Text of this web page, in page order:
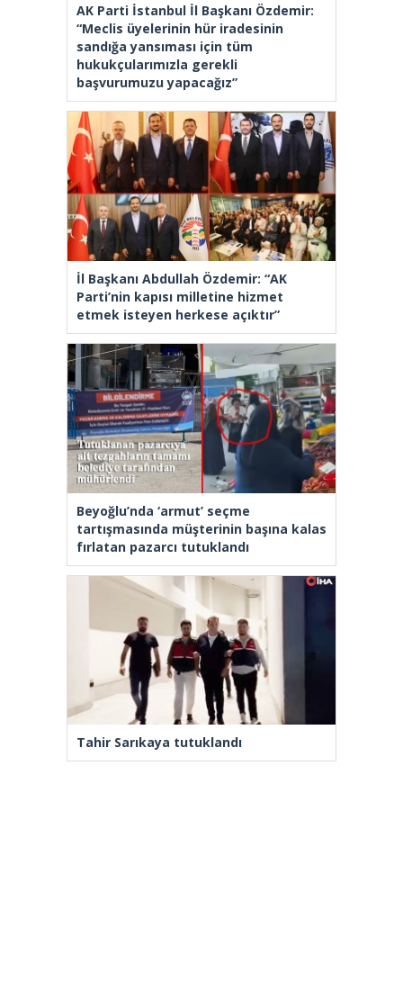
AK Parti İstanbul İl Başkanı Özdemir:
“Meclis üyelerinin hür iradesinin
sandığa yansıması için tüm
hukukçularımızla gerekli
başvurumuzu yapacağız”
İl Başkanı Abdullah Özdemir: “AK
Parti’nin kapısı milletine hizmet
etmek isteyen herkese açıktır”
Beyoğlu’nda ‘armut’ seçme
tartışmasında müşterinin başına kalas
fırlatan pazarcı tutuklandı
Tahir Sarıkaya tutuklandı